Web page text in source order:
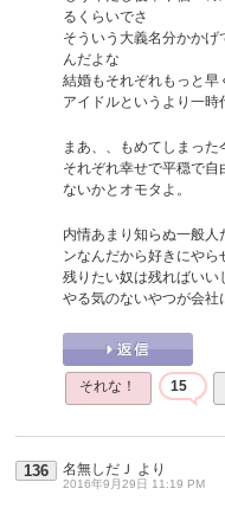
るくらいでさ
そういう大義名分かかげ
んだよな
結婚もそれぞれもっと
アイドルというより一時
まあ、、もめてしまった
それぞれ幸せで平穏で
ないかとオモタよ。
内情あまり知らぬ一般
ンなんだから好きにやら
残りたい奴は残ればいい
やる気のないやつが会社
それな！ 15
136 名無しだＪ より
2016年9月29日 11:19 PM